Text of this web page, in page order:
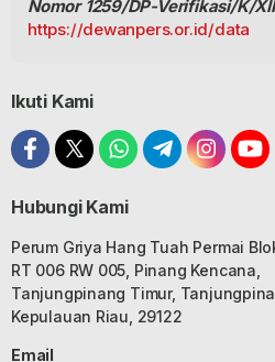
Nomor 1259/DP-Verifikasi/K/
https://dewanpers.or.id/data
Ikuti Kami
Hubungi Kami
Perum Griya Hang Tuah Permai
RT 006 RW 005, Pinang Kencana,
Tanjungpinang Timur,
Kepulauan Riau, 29122
Email